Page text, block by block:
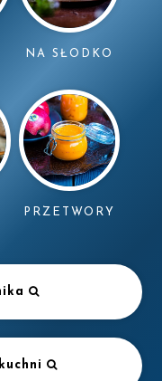
NA SŁODKO
PRZETWORY